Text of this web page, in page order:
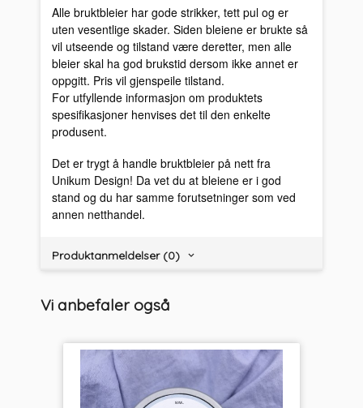
Alle bruktbleier har gode strikker, tett pul og er
uten vesentlige skader. Siden bleiene er brukte så
vil utseende og tilstand være deretter, men alle
bleier skal ha god brukstid dersom ikke annet er
oppgitt. Pris vil gjenspeile tilstand.
For utfyllende informasjon om produktets
spesifikasjoner henvises det til den enkelte
produsent.
Det er trygt å handle bruktbleier på nett fra
Unikum Design! Da vet du at bleiene er i god
stand og du har samme forutsetninger som ved
annen netthandel.
Produktanmeldelser (0)
Vi anbefaler også